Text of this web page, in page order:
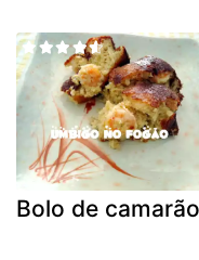
Bolo de camarão